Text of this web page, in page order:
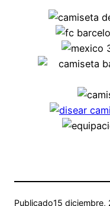
Publicado15 diciembre,